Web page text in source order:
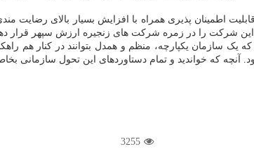
اطمینان پذیری همراه با افزایش بسیار بالای
این شرکت را در زمره شرکت های زنجیره ارزش سپهر قرار
سازمان یکپارچه، منظم و همدل بتوانند در کنار هم
که خواندید و تمام دستاوردهای این تحول سازمانی
3255